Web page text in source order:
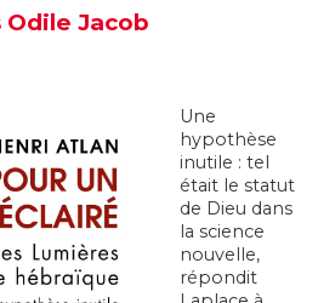
Jacob
Une
hypothèse
inutile : tel
était le statut
de Dieu dans
la science
nouvelle,
répondit